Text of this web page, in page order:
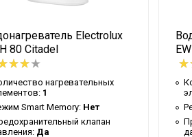
цифры
Electrolux
80 Citadel
нагревательных
1
Smart Memory: Нет
клапан
Да